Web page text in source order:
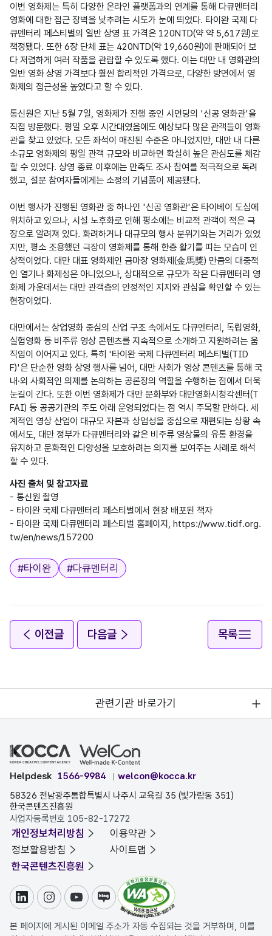
이번 영화제는 특히 다양한 온라인 플랫폼과의 연계를 통해 다큐멘터리
영화에 대한 접근 장벽을 낮추려는 시도가 눈에 띄었다. 타이완 국제 다
큐멘터리 페스티벌의 일반 상영 표 가격은 120NTD(약 약 5,617원)로
책정됐다. 또한 6장 단체 표는 420NTD(약 19,660원)에 판매되어 보
다 저렴하게 여러 작품을 관람할 수 있도록 했다. 이는 대만 내 영화관의
일반 영화 상영 가격보다 훨씬 합리적인 가격으로, 다양한 방면에서 영
화제의 접근성을 높였다고 할 수 있다.
통신원은 지난 5월 7일, 영화제가 진행 중인 시먼딩의 '신공 영화관'을
직접 방문했다. 평일 오후 시간대였음에도 예상보다 많은 관객들이 영화
관을 찾고 있었다. 모든 좌석이 매진된 수준은 아니었지만, 대만 내 다른
소규모 영화제의 평일 관객 규모와 비교하면 확실히 높은 관심도를 체감
할 수 있었다. 상영 종료 이후에는 만족도 조사 참여를 적극적으로 독려
했고, 설문 참여자들에게는 소정의 기념품이 제공됐다.
이번 행사가 진행된 영화관 중 하나인 '신공 영화관'은 타이베이 도심에
위치하고 있으나, 시설 노후화로 인해 평소에는 비교적 관객이 적은 극
장으로 알려져 있다. 화려하거나 대규모의 행사 분위기와는 거리가 있었
지만, 평소 조용했던 극장이 영화제를 통해 한층 활기를 띠는 모습이 인
상적이었다. 대만 대표 영화제인 금마장 영화제(金馬獎) 만큼의 대중적
인 열기나 화제성은 아니었으나, 상대적으로 규모가 작은 다큐멘터리 영
화제 가운데서는 대만 관객층의 안정적인 지지와 관심을 확인할 수 있는
현장이었다.
대만에서는 상업영화 중심의 산업 구조 속에서도 다큐멘터리, 독립영화,
실험영화 등 비주류 영상 콘텐츠를 지속적으로 소개하고 지원하려는 움
직임이 이어지고 있다. 특히 '타이완 국제 다큐멘터리 페스티벌(TID
F)'은 단순한 영화 상영 행사를 넘어, 대만 사회가 영상 콘텐츠를 통해 국
내·외 사회적인 의제를 논의하는 공론장의 역할을 수행하는 점에서 더욱
눈길이 간다. 또한 이번 영화제가 대만 문화부와 대만영화시청각센터(T
FAI) 등 공공기관의 주도 아래 운영되었다는 점 역시 주목할 만하다. 세
계적인 영상 산업이 대규모 자본과 상업성을 중심으로 재편되는 상황 속
에서도, 대만 정부가 다큐멘터리와 같은 비주류 영상물의 유통 환경을
유지하고 문화적인 다양성을 보호하려는 의지를 보여주는 사례로 해석
할 수 있다.
사진 출처 및 참고자료
- 통신원 촬영
- 타이완 국제 다큐멘터리 페스티벌에서 현장 배포된 책자
- 타이완 국제 다큐멘터리 페스티벌 홈페이지, https://www.tidf.org.
태그
#타이완 #다큐멘터리
이전글 다음글 목록
관련기관 바로가기
Helpdesk 1566-9984
welcon@kocca.kr
58326 전남광주통합특별시 나주시 교육길 35 (빛가람동 351)
한국콘텐츠진흥원
사업자등록번호 105-82-17272
개인정보처리방침
이용약관
정보활용방침
사이트맵
한국콘텐츠진흥원
링크드인인스타그램
유튜브블로그
본 페이지에 게시된 이메일 주소가 자동 수집되는 것을 거부하며, 이를